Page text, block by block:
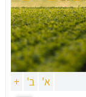
א' ב' +